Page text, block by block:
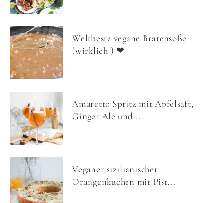
Weltbeste vegane Bratensoße
(wirklich!) ❤
Amaretto Spritz mit Apfelsaft,
Ginger Ale und...
Veganer sizilianischer
Orangenkuchen mit Pist...